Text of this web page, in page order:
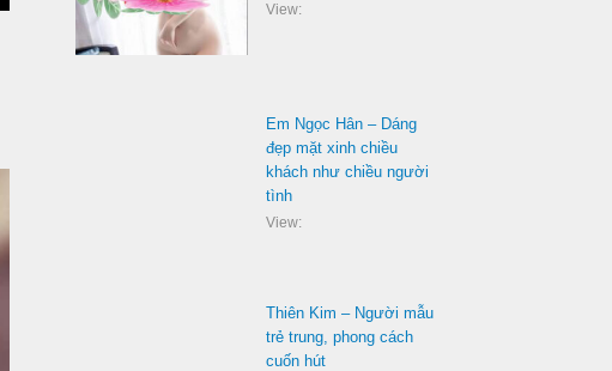
View:
Em Ngọc Hân – Dáng
đẹp mặt xinh chiều
khách như chiều người
tình
View:
Thiên Kim – Người mẫu
trẻ trung, phong cách
cuốn hút